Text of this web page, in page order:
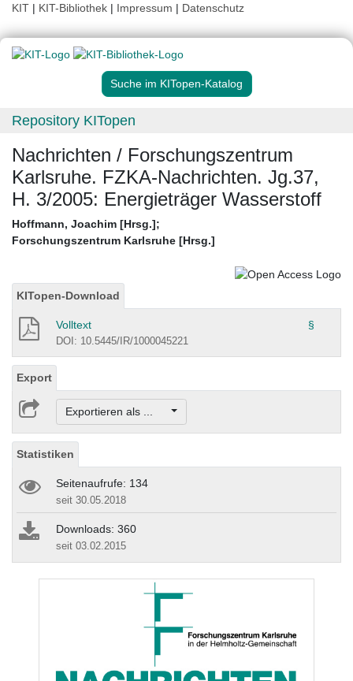
KIT | KIT-Bibliothek | Impressum | Datenschutz
Suche im KITopen-Katalog
Repository KITopen
Nachrichten / Forschungszentrum
Karlsruhe. FZKA-Nachrichten. Jg.37,
H. 3/2005: Energieträger Wasserstoff
Hoffmann, Joachim [Hrsg.];
Forschungszentrum Karlsruhe [Hrsg.]
KITopen-Download
Volltext §
DOI: 10.5445/IR/1000045221
Export
Exportieren als ...
Statistiken
Seitenaufrufe: 134
seit 30.05.2018
Downloads: 360
seit 03.02.2015